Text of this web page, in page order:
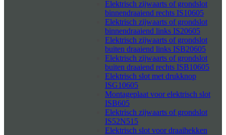
Elektrisch zijwaarts of grondslot
binnendraaiend rechts IS10605
Elektrisch zijwaarts of grondslot
binnendraaiend links IS20605
Elektrisch zijwaarts of grondslot
buiten draaiend links ISB20605
Elektrisch zijwaarts of grondslot
buiten draaiend rechts ISB10605
Elektrisch slot met drukknop
ISG10605
Montageplaat voor elektrisch slot
ISB605
Elektrisch zijwaarts of grondslot
IS52N515
Elektrisch slot voor draaihekken